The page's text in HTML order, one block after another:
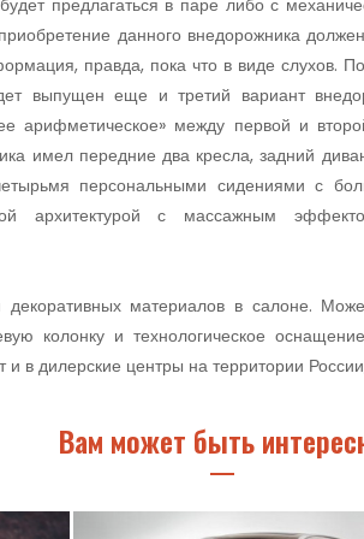
предлагаться в паре либо с
данного внедорожника
правда, пока что в виде слухов.
выпущен еще и третий вариант
арифметическое» между первой и
имел передние два кресла, задний
персональными сидениями с
архитектурой с массажным
декоративных материалов в салоне.
колонку и технологическое
в дилерские центры на территории
Вам может быть